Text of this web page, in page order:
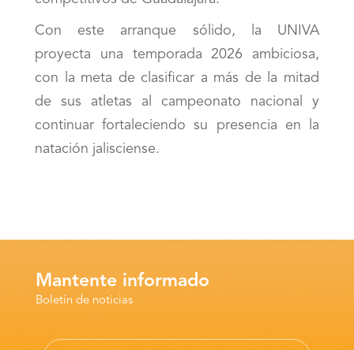
Con este arranque sólido, la UNIVA
proyecta una temporada 2026 ambiciosa,
con la meta de clasificar a más de la mitad
de sus atletas al campeonato nacional y
continuar fortaleciendo su presencia en la
natación jalisciense.
Mantente informado
Boletín de noticias